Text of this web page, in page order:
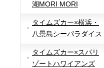
湖MORI MORI
タイムズカー×横浜・
八景島シーパラダイス
タイムズカー×スパリ
ゾートハワイアンズ